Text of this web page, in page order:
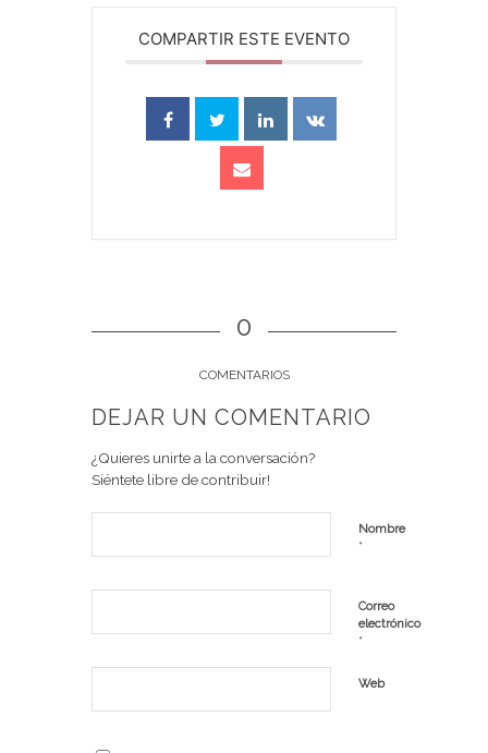
COMPARTIR ESTE EVENTO
0
COMENTARIOS
DEJAR UN COMENTARIO
¿Quieres unirte a la conversación?
Siéntete libre de contribuir!
Nombre
*
Correo
electrónico
*
Web